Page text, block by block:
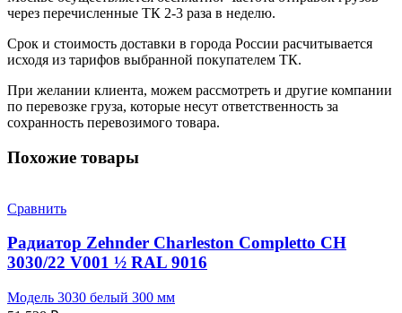
через перечисленные ТК 2-3 раза в неделю.
Срок и стоимость доставки в города России расчитывается
исходя из тарифов выбранной покупателем ТК.
При желании клиента, можем рассмотреть и другие компании
по перевозке груза, которые несут ответственность за
сохранность перевозимого товара.
Похожие товары
Сравнить
Радиатор Zehnder Charleston Completto CH
3030/22 V001 ½ RAL 9016
Модель 3030 белый 300 мм